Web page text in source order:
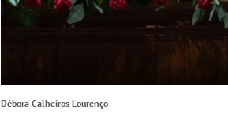
Débora Calheiros Lourenço